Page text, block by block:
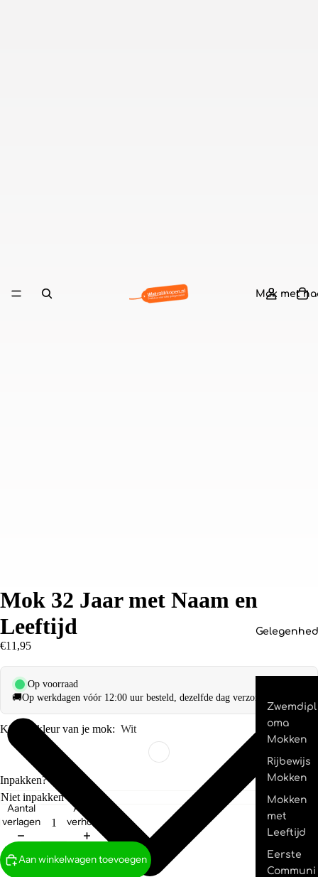
Mok met
Zwemdipl
oma
Mokken
Rijbewijs
Mokken
Mokken
met
Leeftijd
Eerste
Communi
Mok 32 Jaar met Naam en
Leeftijd
€11,95
Op voorraad
🚚Op werkdagen vóór 12:00 uur besteld, dezelfde dag verzonden.
Kies de kleur van je mok: Wit
Inpakken?
Aantal
verlagen
Aantal
verhogen
Aan winkelwagen toevoegen